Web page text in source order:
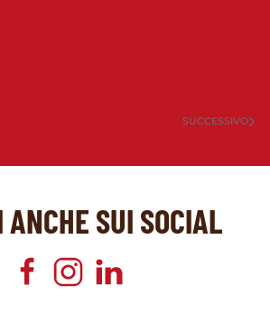
SUCCESSIVO
ANCHE SUI SOCIAL